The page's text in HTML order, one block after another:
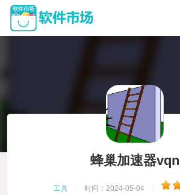
蜂巢加速器vqn
工具 时间：2024-05-04